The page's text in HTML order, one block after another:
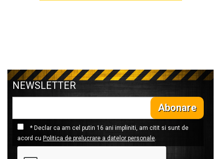
NEWSLETTER
Abonare
* Declar ca am cel putin 16 ani impliniti, am citit si sunt de
acord cu Politica de prelucrare a datelor personale.